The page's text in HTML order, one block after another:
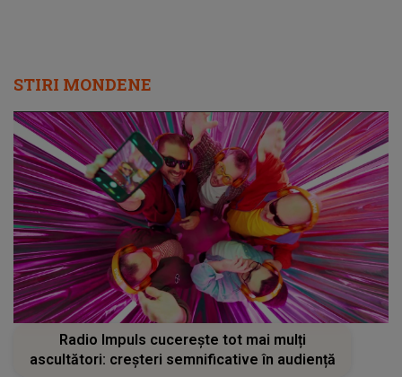
STIRI MONDENE
Radio Impuls cucerește tot mai mulți
ascultători: creșteri semnificative în audiență